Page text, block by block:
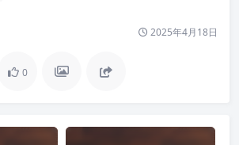
2025年4月18日
0